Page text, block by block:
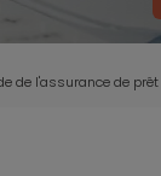
de l'assurance de prêt